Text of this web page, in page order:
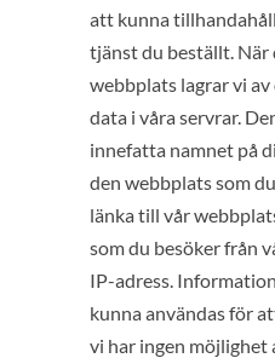
att kunna
tjänst du beställt. När
webbplats lagrar vi
data i våra servrar.
innefatta namnet på
den webbplats som
länka till vår
som du besöker från
IP-adress.
kunna användas för
vi har ingen möjlighet